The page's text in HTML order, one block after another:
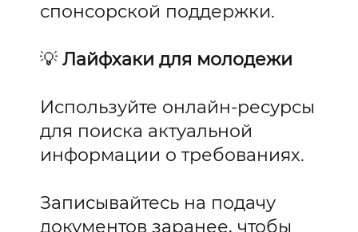
спонсорской поддержки.
💡Лайфхаки для молодежи
Используйте онлайн-ресурсы
для поиска актуальной
информации о требованиях.
Записывайтесь на подачу
документов заранее, чтобы